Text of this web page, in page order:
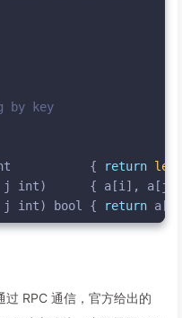
by key
           {
return len
j int)      { a[i], a[j]
j int) bool { return
RPC 通信，官方给出的